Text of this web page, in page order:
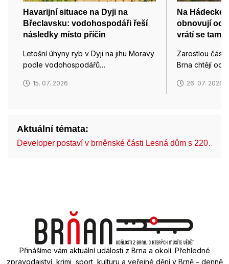
Havarijní situace na Dyji na
Břeclavsku: vodohospodáři řeší
následky místo příčin
Letošní úhyny ryb v Dyji na jihu Moravy
podle vodohospodářů…
15. 07. 2026
Na Hádecké
obnovují
vrátí se tam i
Zarostlou část
Brna chtějí
26. 07. 2026
Aktuální témata:
Developer postaví v brněnské části Lesná dům s 220…
Přinášíme vám aktuální události z Brna a okolí. Přehledné
zpravodajství, krimi, sport, kulturu a veřejné dění v Brně – denně